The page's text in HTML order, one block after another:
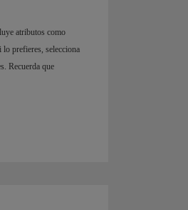
atributos como
prefieres, selecciona
Recuerda que